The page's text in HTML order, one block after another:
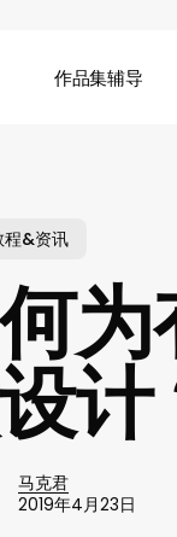
作品集辅导
程&资讯
计
马克君
2019年4月23日